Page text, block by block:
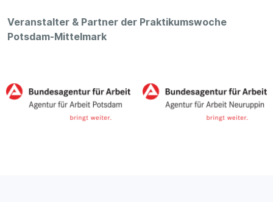
Veranstalter & Partner der Praktikumswoche
Potsdam-Mittelmark